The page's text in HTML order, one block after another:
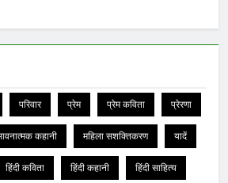
परिवार प्रेम प्रेम कविता प्रेरणा
कहानी महिला सशक्तिकरण यादें
हिंदी कविता हिंदी कहानी हिंदी साहित्य